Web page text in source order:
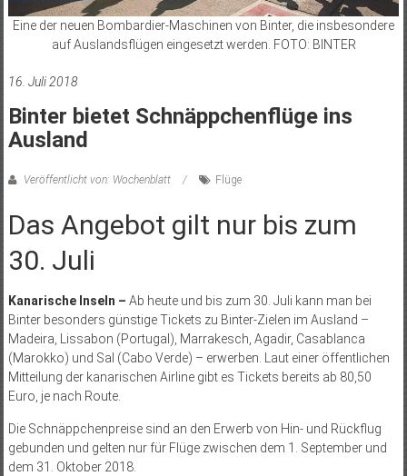
Eine der neuen Bombardier-Maschinen von Binter, die insbesondere
auf Auslandsflügen eingesetzt werden. FOTO: BINTER
16. Juli 2018
Binter bietet Schnäppchenflüge ins
Ausland
Veröffentlicht von: Wochenblatt Flüge
Das Angebot gilt nur bis zum
30. Juli
Kanarische Inseln – Ab heute und bis zum 30. Juli kann man bei
Binter besonders günstige Tickets zu Binter-Zielen im Ausland –
Madeira, Lissabon (Portugal), Marrakesch, Agadir, Casablanca
(Marokko) und Sal (Cabo Verde) – erwerben. Laut einer öffentlichen
Mitteilung der kanarischen Airline gibt es Tickets bereits ab 80,50
Euro, je nach Route.
Die Schnäppchenpreise sind an den Erwerb von Hin- und Rückflug
gebunden und gelten nur für Flüge zwischen dem 1. September und
dem 31. Oktober 2018.